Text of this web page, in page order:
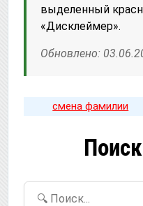
выделенный
«Дисклеймер».
Обновлено:
смена фамилии
🔍 Поиск...